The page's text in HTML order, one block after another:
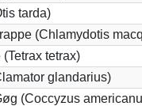
tarda)
(Chlamydotis
tetrax)
glandarius)
(Coccyzus